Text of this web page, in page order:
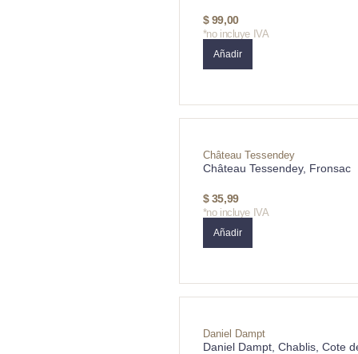
$99,00
*no incluye IVA
Añadir
Château Tessendey
Château Tessendey, Fronsac
$35,99
*no incluye IVA
Añadir
Daniel Dampt
Daniel Dampt, Chablis, Cote